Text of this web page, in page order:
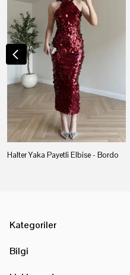
Halter Yaka Payetli Elbise - Bordo
Kategoriler
Bilgi